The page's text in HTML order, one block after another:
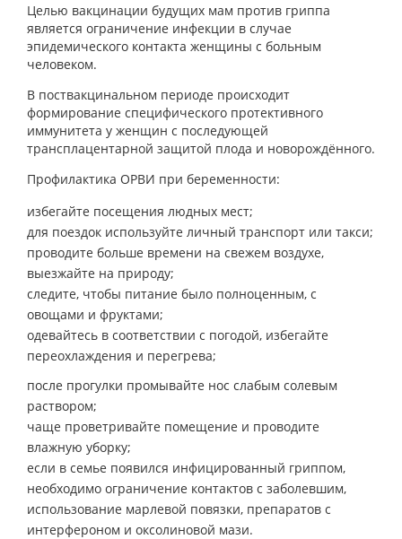
Целью вакцинации будущих мам против гриппа
является ограничение инфекции в случае
эпидемического контакта женщины с больным
человеком.
В поствакцинальном периоде происходит
формирование специфического протективного
иммунитета у женщин с последующей
трансплацентарной защитой плода и новорождённого.
Профилактика ОРВИ при беременности:
избегайте посещения людных мест;
для поездок используйте личный транспорт или такси;
проводите больше времени на свежем воздухе,
выезжайте на природу;
следите, чтобы питание было полноценным, с
овощами и фруктами;
одевайтесь в соответствии с погодой, избегайте
переохлаждения и перегрева;
после прогулки промывайте нос слабым солевым
раствором;
чаще проветривайте помещение и проводите
влажную уборку;
если в семье появился инфицированный гриппом,
необходимо ограничение контактов с заболевшим,
использование марлевой повязки, препаратов с
интерфероном и оксолиновой мази.